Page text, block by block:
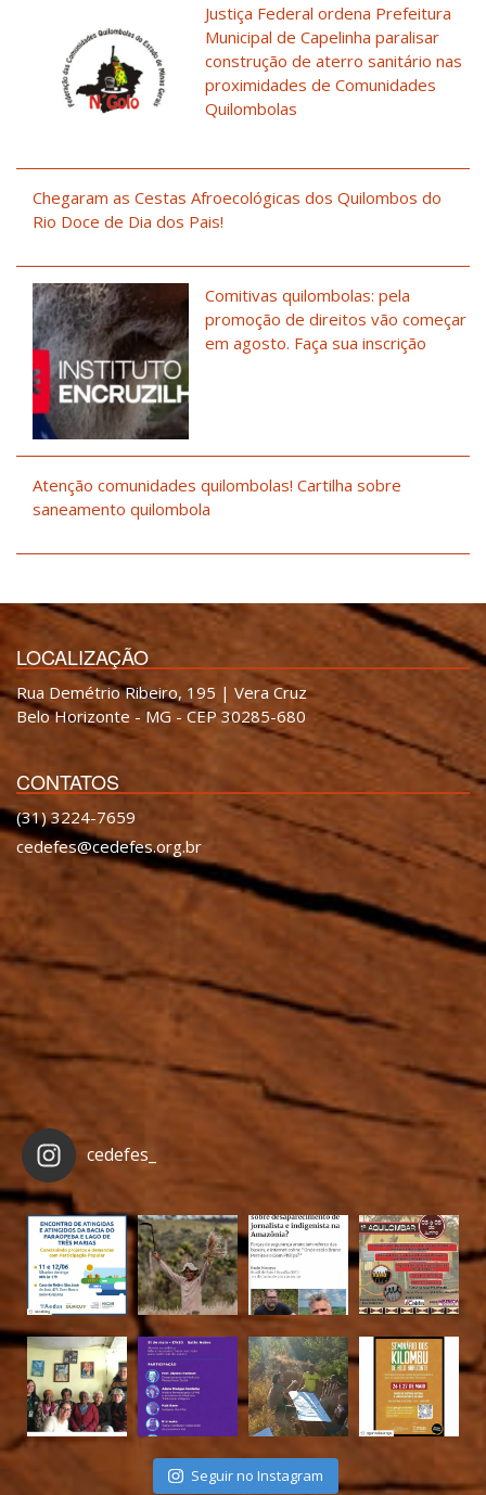
Justiça Federal ordena Prefeitura
Municipal de Capelinha paralisar
construção de aterro sanitário nas
proximidades de Comunidades
Quilombolas
Chegaram as Cestas Afroecológicas dos Quilombos do
Rio Doce de Dia dos Pais!
Comitivas quilombolas: pela
promoção de direitos vão começar
em agosto. Faça sua inscrição
Atenção comunidades quilombolas! Cartilha sobre
saneamento quilombola
LOCALIZAÇÃO
Rua Demétrio Ribeiro, 195 | Vera Cruz
Belo Horizonte - MG - CEP 30285-680
CONTATOS
(31) 3224-7659
cedefes@cedefes.org.br
cedefes_
Seguir no Instagram